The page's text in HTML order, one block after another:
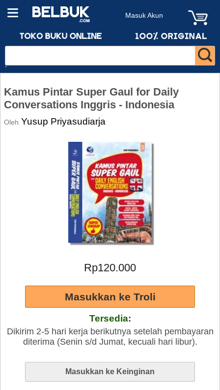
Masuk Akun
Kamus Pintar Super Gaul for Daily
Conversations Inggris - Indonesia
Oleh Yusup Priyasudiarja
Rp120.000
Tersedia:
Dikirim 2-5 hari kerja berikutnya setelah pembayaran
diterima (Senin s/d Jumat, kecuali hari libur).